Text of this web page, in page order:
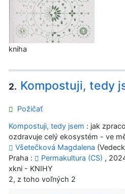
kniha
2. Kompostuji, tedy
Požičať
Kompostuji, tedy jsem : jak
ozdravuje celý ekosystém - ve
Všetečková Magdalena
Praha :
Permakultura (CS) ,
xkni - KNIHY
2, z toho voľných 2